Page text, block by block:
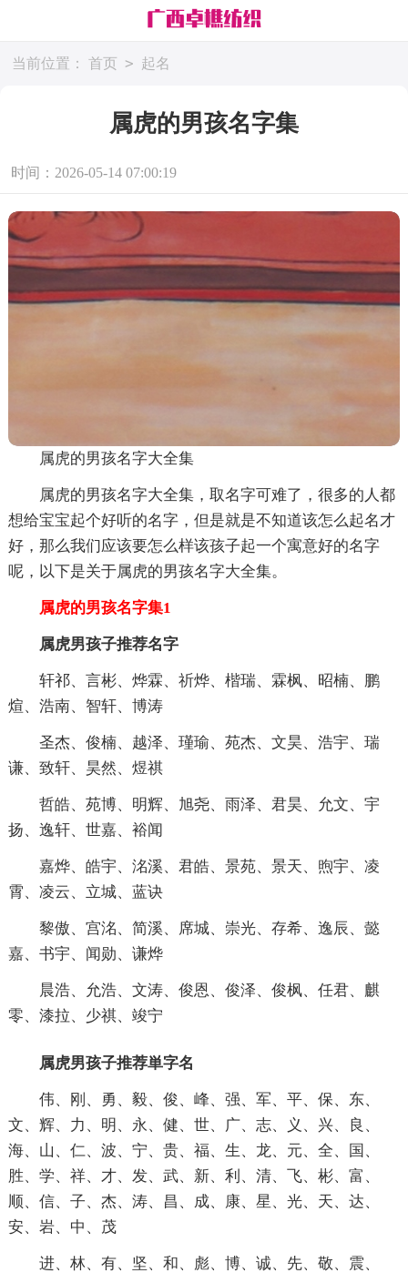
当前位置： 首页 > 起名
属虎的男孩名字集
时间：2026-05-14 07:00:19
属虎的男孩名字大全集
属虎的男孩名字大全集，取名字可难了，很多的人都
想给宝宝起个好听的名字，但是就是不知道该怎么起名才
好，那么我们应该要怎么样该孩子起一个寓意好的名字
呢，以下是关于属虎的男孩名字大全集。
属虎的男孩名字集1
属虎男孩子推荐名字
轩祁、言彬、烨霖、祈烨、楷瑞、霖枫、昭楠、鹏
煊、浩南、智轩、博涛
圣杰、俊楠、越泽、瑾瑜、苑杰、文昊、浩宇、瑞
谦、致轩、昊然、煜祺
哲皓、苑博、明辉、旭尧、雨泽、君昊、允文、宇
扬、逸轩、世嘉、裕闻
嘉烨、皓宇、洺溪、君皓、景苑、景天、煦宇、凌
霄、凌云、立城、蓝诀
黎傲、宫洺、简溪、席城、崇光、存希、逸辰、懿
嘉、书宇、闻勋、谦烨
晨浩、允浩、文涛、俊恩、俊泽、俊枫、任君、麒
零、漆拉、少祺、竣宁
属虎男孩子推荐単字名
伟、刚、勇、毅、俊、峰、强、军、平、保、东、
文、辉、力、明、永、健、世、广、志、义、兴、良、
海、山、仁、波、宁、贵、福、生、龙、元、全、国、
胜、学、祥、才、发、武、新、利、清、飞、彬、富、
顺、信、子、杰、涛、昌、成、康、星、光、天、达、
安、岩、中、茂
进、林、有、坚、和、彪、博、诚、先、敬、震、